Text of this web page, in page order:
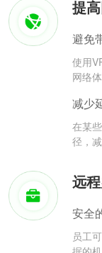
提
避免
使用
网络体
减少
在某
径，
远
安全
员工